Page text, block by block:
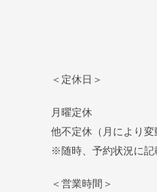
＜定休日＞
月曜定休
他不定休（月により変
※随時、予約状況に記
＜営業時間＞